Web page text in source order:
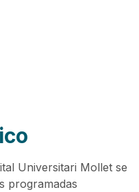
Universitari Mollet se
programadas